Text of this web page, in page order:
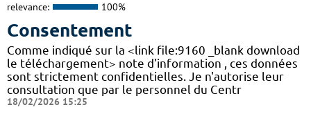
relevance: 100%
Consentement
Comme indiqué sur la <link file:9160 _blank download
le téléchargement> note d'information , ces données
sont strictement confidentielles. Je n'autorise leur
consultation que par le personnel du Centr
18/02/2026 15:25